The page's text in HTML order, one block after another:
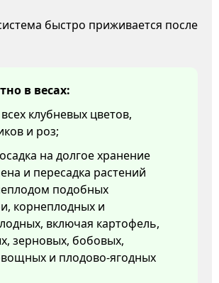
быстро приживается после
в весах:
клубневых цветов,
и роз;
на долгое хранение
и пересадка растений
подобных
корнеплодных и
включая картофель,
зерновых, бобовых,
и плодово-ягодных